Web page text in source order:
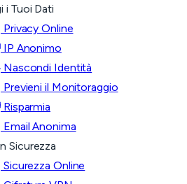
i Tuoi Dati
Privacy Online
IP Anonimo
Nascondi Identità
Previeni il Monitoraggio
Risparmia
Email Anonima
Sicurezza
Sicurezza Online